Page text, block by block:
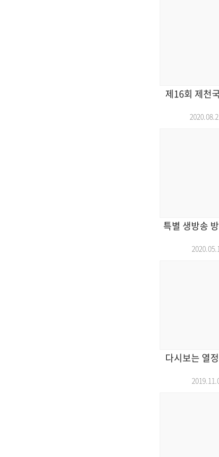
제16회 제천
특별 생방송
다시보는 열